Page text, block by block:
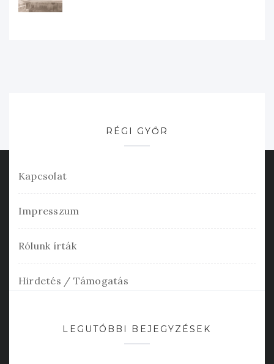
RÉGI GYŐR
Kapcsolat
Impresszum
Rólunk írták
Hirdetés / Támogatás
LEGUTÓBBI BEJEGYZÉSEK